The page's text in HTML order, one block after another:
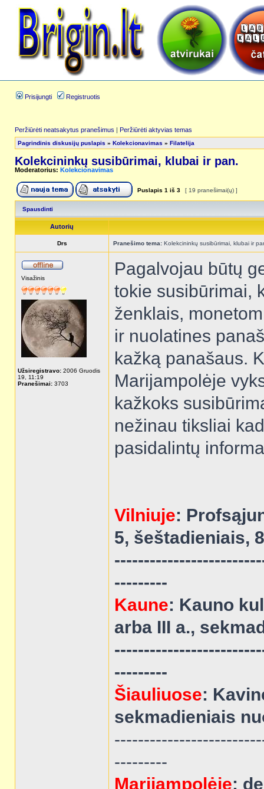
Prisijungti Registruotis
Peržiūrėti neatsakytus pranešimus | Peržiūrėti aktyvias temas
Pagrindinis diskusijų puslapis » Kolekcionavimas » Filatelija
Kolekcininkų susibūrimai, klubai ir pan.
Moderatorius: Kolekcionavimas
Puslapis 1 iš 3 [ 19 pranešimai(ų) ]
Spausdinti
Autorių
Drs Pranešimo tema: Kolekcininkų susibūrimai, klubai ir
Visažinis
Užsiregistravo: 2006 Gruodis
19, 11:19
Pranešimai: 3703
Pagalvojau būtų
tokie susibūrimai,
ženklais,
ir nuolatines
kažką panašaus.
Marijampolėje
kažkoks
nežinau tiksliai
pasidalintų
Vilniuje:
5, šeštadieniais,
---------
Kaune: Kauno
arba III a.,
---------
Šiauliuose:
sekmadieniais
---------
Marijampolėje: